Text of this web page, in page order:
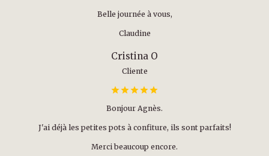
Belle journée à vous,
Claudine
Cristina O
Cliente
Bonjour Agnès.
J'ai déjà les petites pots à confiture, ils sont parfaits!
Merci beaucoup encore.